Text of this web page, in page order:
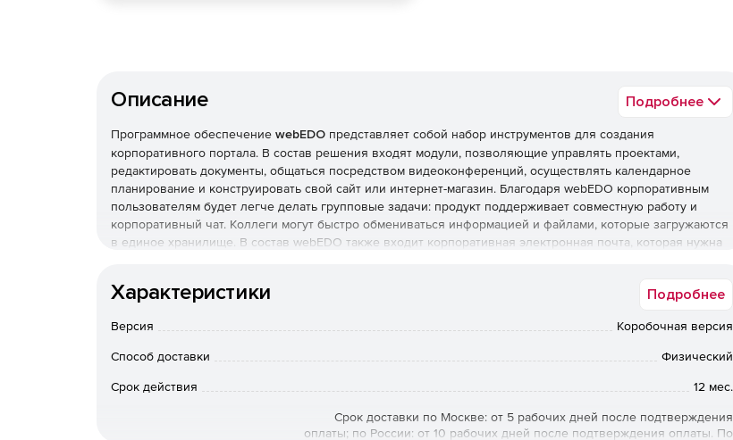
Описание Подробнее
Программное обеспечение webEDO представляет собой набор инструментов для создания
корпоративного портала. В состав решения входят модули, позволяющие управлять проектами,
редактировать документы, общаться посредством видеоконференций, осуществлять календарное
планирование и конструировать свой сайт или интернет-магазин. Благодаря webEDO корпоративным
пользователям будет легче делать групповые задачи: продукт поддерживает совместную работу и
корпоративный чат. Коллеги могут быстро обмениваться информацией и файлами, которые загружаются
в единое хранилище. В состав webEDO также входит корпоративная электронная почта, которая нужна
Комплексное решение webEDO включает такие модули:
Модуль корпоративного портала «Проекты»позволяет организовать полноценное управление
проектом онлайн, не прибегая к помощи стороннего программного обеспечения. Управление проектами
входящие и исходящие почтовые сообщения хранятся в единой базе данных. Предусматривается
Характеристики Подробнее
Версия Коробочная версия
Способ доставки Физический
Срок действия 12 мес.
Срок доставки по Москве: от 5 рабочих дней после подтверждения
оплаты; по России: от 10 рабочих дней после подтверждения оплаты. По